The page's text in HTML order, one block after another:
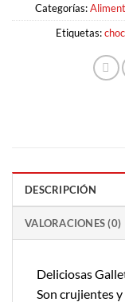
Categorías:
Etiquetas:
DESCRIPCIÓN
VALORACIONES (0)
Deliciosas
Son crujientes